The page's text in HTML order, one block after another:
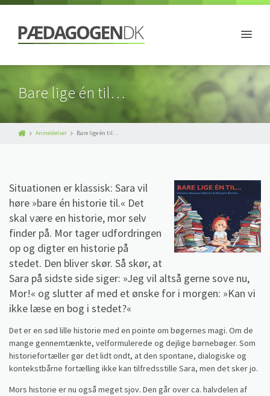
Bare lige én til…
Anmeldelser Bare lige én til…
Situationen er klassisk: Sara vil
høre »bare én historie til.« Det
skal være en historie, mor selv
finder på. Mor tager udfordringen
op og digter en historie på
stedet. Den bliver skør. Så skør, at
Sara på sidste side siger: »Jeg vil altså gerne sove nu,
Mor!« og slutter af med et ønske for i morgen: »Kan vi
ikke læse en bog i stedet?«
Det er en sød lille historie med en pointe om bøgernes magi. Om de
mange gennemtænkte, velformulerede og dejlige børnebøger. Som
historiefortæller gør det lidt ondt, at den spontane, dialogiske og
kontekstbårne fortælling ikke kan tilfredsstille Sara, men det sker jo.
Mors historie er nu også meget sjov. Den går over ca. halvdelen af